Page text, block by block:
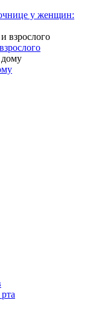
у женщин: